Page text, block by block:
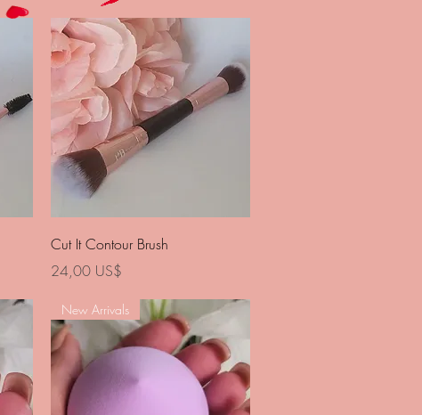
Vista rápida
Cut It Contour Brush
Precio
24,00 US$
New Arrivals